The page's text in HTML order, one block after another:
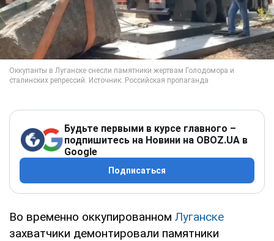
Будьте первыми в курсе главного –
подпишитесь на Новини на OBOZ.UA в
Google
Подписаться
Во временно оккупированном Луганске
захватчики демонтировали памятники